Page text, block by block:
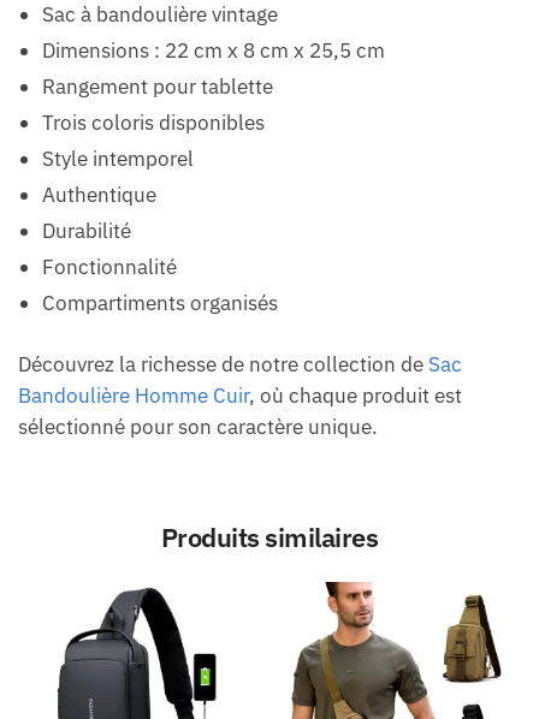
Sac à bandoulière vintage
Dimensions : 22 cm x 8 cm x 25,5 cm
Rangement pour tablette
Trois coloris disponibles
Style intemporel
Authentique
Durabilité
Fonctionnalité
Compartiments organisés
Découvrez la richesse de notre collection de Sac
Bandoulière Homme Cuir, où chaque produit est
sélectionné pour son caractère unique.
Produits similaires